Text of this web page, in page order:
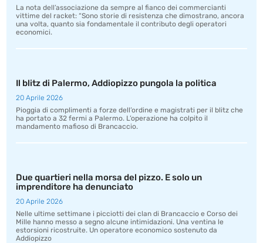
La nota dell’associazione da sempre al fianco dei commercianti
vittime del racket: “Sono storie di resistenza che dimostrano, ancora
una volta, quanto sia fondamentale il contributo degli operatori
economici.
Il blitz di Palermo, Addiopizzo pungola la politica
20 Aprile 2026
Pioggia di complimenti a forze dell’ordine e magistrati per il blitz che
ha portato a 32 fermi a Palermo. L’operazione ha colpito il
mandamento mafioso di Brancaccio.
Due quartieri nella morsa del pizzo. E solo un
imprenditore ha denunciato
20 Aprile 2026
Nelle ultime settimane i picciotti dei clan di Brancaccio e Corso dei
Mille hanno messo a segno alcune intimidazioni. Una ventina le
estorsioni ricostruite. Un operatore economico sostenuto da
Addiopizzo